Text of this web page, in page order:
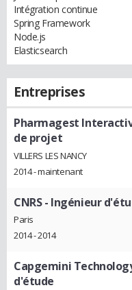
Intégration continue
Spring Framework
Node.js
Elasticsearch
Entreprises
Pharmagest
de projet
VILLERS LES NANCY
2014 - maintenant
CNRS- Ingénieur
Paris
2014 - 2014
Capgemini
d'étude